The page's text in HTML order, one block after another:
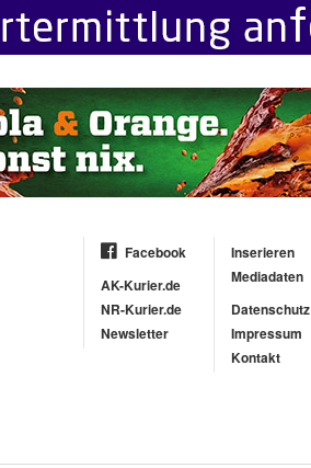
Facebook
AK-Kurier.de
NR-Kurier.de
Newsletter
Inserieren
Mediadaten
Datenschutz
Impressum
Kontakt